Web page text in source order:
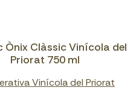
Ònix Clàssic Vinícola del
Priorat 750 ml
Vinícola del Priorat